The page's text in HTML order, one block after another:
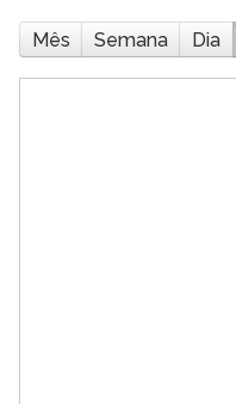
Mês Semana Dia